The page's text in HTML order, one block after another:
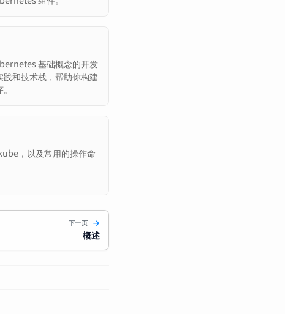
基础概念的开发
和技术栈，帮助你构建
，以及常用的操作命
下一页
概述